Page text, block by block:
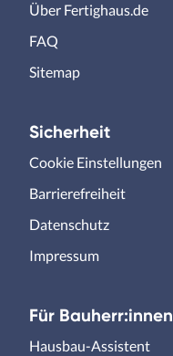
Über Fertighaus.de
FAQ
Sitemap
Sicherheit
Cookie Einstellungen
Barrierefreiheit
Datenschutz
Impressum
Für Bauherr:innen
Hausbau-Assistent